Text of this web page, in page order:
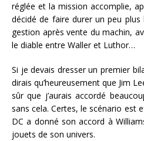
réglée et la mission accomplie,
décidé de faire durer un peu
gestion après vente du machin,
le diable entre Waller et Luthor…
Si je devais dresser un premier
dirais qu’heureusement que Jim
sûr que j’aurais accordé
sans cela. Certes, le scénario est
DC a donné son accord à
jouets de son univers.